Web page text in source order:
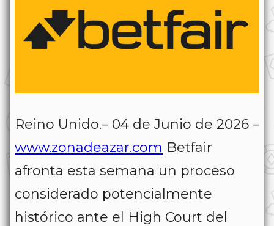
Reino Unido.– 04 de Junio de 2026 –
www.zonadeazar.com Betfair
afronta esta semana un proceso
considerado potencialmente
histórico ante el High Court del